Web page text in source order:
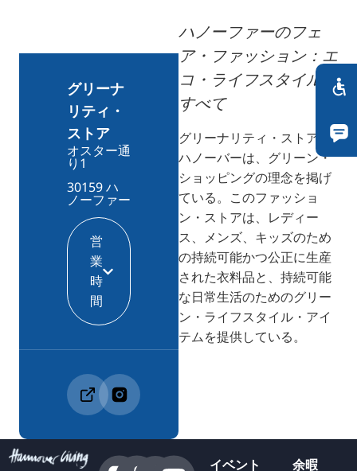
ハノーファーのフェ
ア・ファッション：エ
コ・ライフスタイルの
すべて
グリーナリティ・ストア・
ハノーバーは、グリーン・
ショッピングの理念を掲げ
ている。このファッショ
ン・ストアは、レディー
ス、メンズ、キッズのため
の持続可能かつ公正に生産
された衣料品と、持続可能
な日常生活のためのグリー
ン・ライフスタイル・アイ
テムを提供している。
グリーナ
リティ・
ストア
オスター通
り1
30159 ハ
ノーファー
営
業
時
間
イベント 余暇